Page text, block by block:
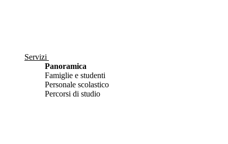
Servizi
Panoramica
Famiglie e studenti
Personale scolastico
Percorsi di studio